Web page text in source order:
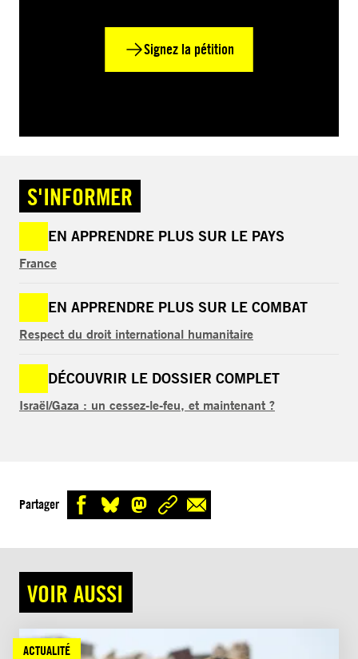
Signez la pétition
S'INFORMER
EN APPRENDRE PLUS SUR LE PAYS
France
EN APPRENDRE PLUS SUR LE COMBAT
Respect du droit international humanitaire
DÉCOUVRIR LE DOSSIER COMPLET
Israël/Gaza : un cessez-le-feu, et maintenant ?
Partager
VOIR AUSSI
ACTUALITÉ